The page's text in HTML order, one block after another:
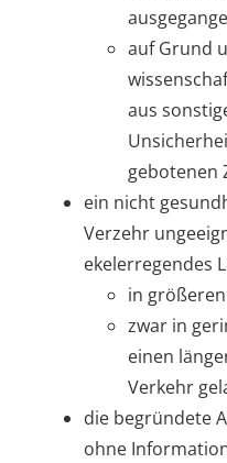
auf Grund
aus
gebotenen
ein nicht
Verzehr
ekelerregendes
in
zwar in
einen
Verkehr
die begründete
ohne